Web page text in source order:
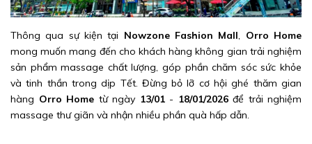
Thông qua sự kiện tại Nowzone Fashion Mall, Orro Home
mong muốn mang đến cho khách hàng không gian trải nghiệm
sản phẩm massage chất lượng, góp phần chăm sóc sức khỏe
và tinh thần trong dịp Tết. Đừng bỏ lỡ cơ hội ghé thăm gian
hàng Orro Home từ ngày 13/01- 18/01/2026để trải nghiệm
massage thư giãn và nhận nhiều phần quà hấp dẫn.